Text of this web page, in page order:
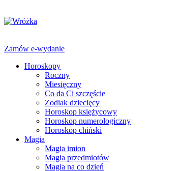
Zamów e-wydanie
Horoskopy
Roczny
Miesięczny
Co da Ci szczęście
Zodiak dziecięcy
Horoskop księżycowy
Horoskop numerologiczny
Horoskop chiński
Magia
Magia imion
Magia przedmiotów
Magia na co dzień